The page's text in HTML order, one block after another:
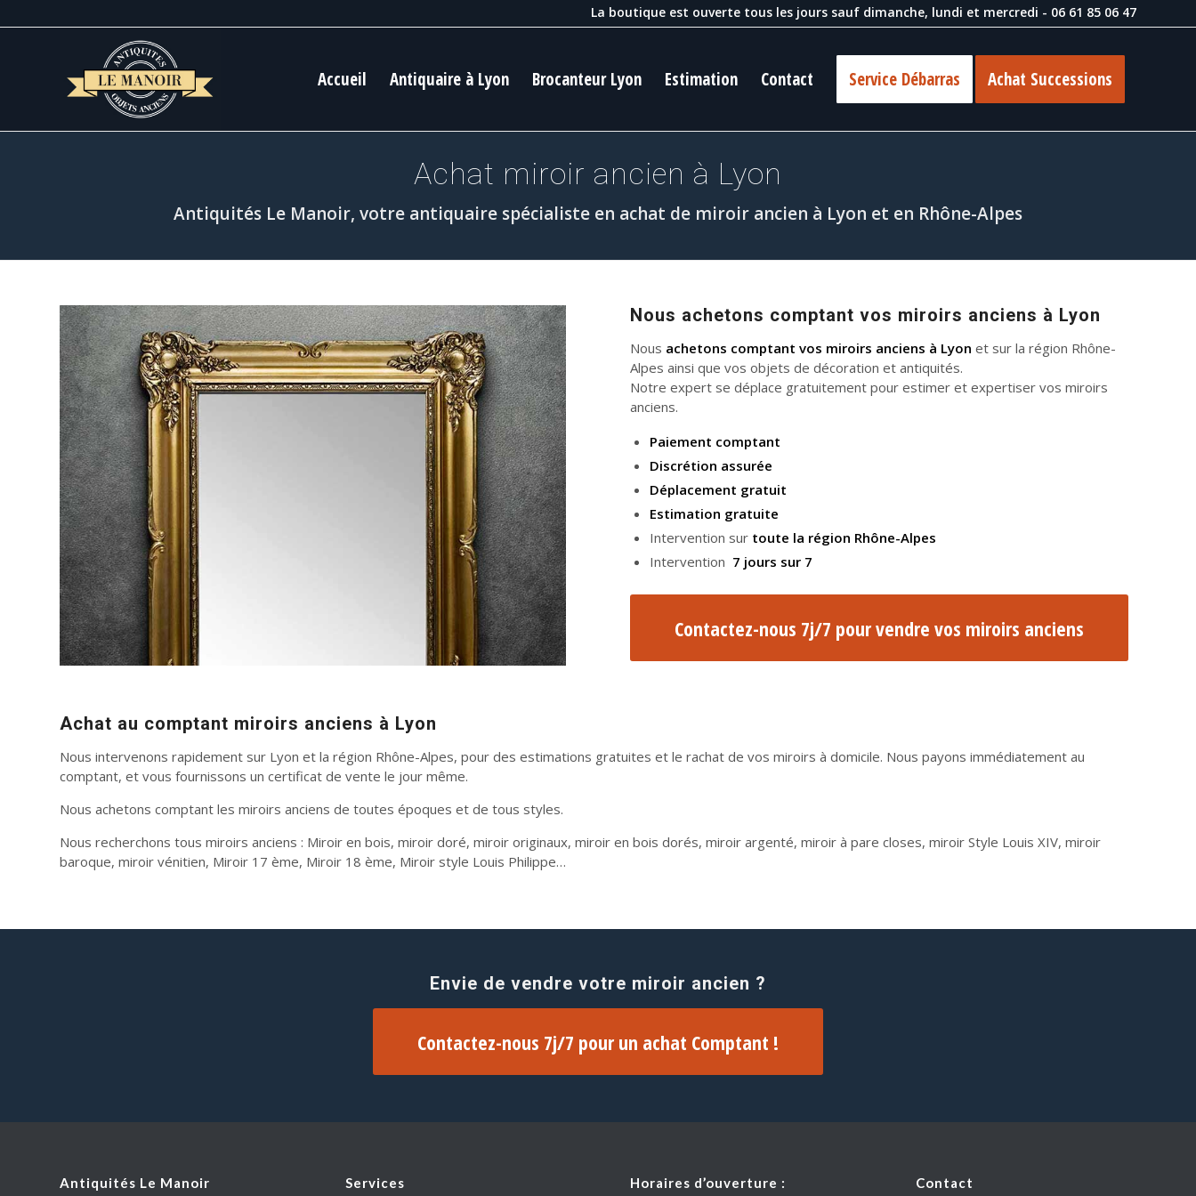
La boutique est ouverte tous les jours sauf dimanche, lundi et mercredi - 06 61 85 06 47
Accueil Antiquaire à Lyon Brocanteur Lyon Estimation Contact Service Débarras Achat Successions
Achat miroir ancien à Lyon
Antiquités Le Manoir, votre antiquaire spécialiste en achat de miroir ancien à Lyon et en Rhône-Alpes
Nous achetons comptant vos miroirs anciens à Lyon
Nous achetons comptant vos miroirs anciens à Lyon et sur la région Rhône-
Alpes ainsi que vos objets de décoration et antiquités.
Notre expert se déplace gratuitement pour estimer et expertiser vos miroirs
anciens.
Paiement comptant
Discrétion assurée
Déplacement gratuit
Estimation gratuite
Intervention sur toute la région Rhône-Alpes
Intervention 7 jours sur 7
Contactez-nous 7j/7 pour vendre vos miroirs anciens
Achat au comptant miroirs anciens à Lyon
Nous intervenons rapidement sur Lyon et la région Rhône-Alpes, pour des estimations gratuites et le rachat de vos miroirs à domicile. Nous payons immédiatement au
comptant, et vous fournissons un certificat de vente le jour même.
Nous achetons comptant les miroirs anciens de toutes époques et de tous styles.
Nous recherchons tous miroirs anciens : Miroir en bois, miroir doré, miroir originaux, miroir en bois dorés, miroir argenté, miroir à pare closes, miroir Style Louis XIV, miroir
baroque, miroir vénitien, Miroir 17 ème, Miroir 18 ème, Miroir style Louis Philippe…
Envie de vendre votre miroir ancien ?
Contactez-nous 7j/7 pour un achat Comptant !
Antiquités Le Manoir Services Horaires d’ouverture : Contact